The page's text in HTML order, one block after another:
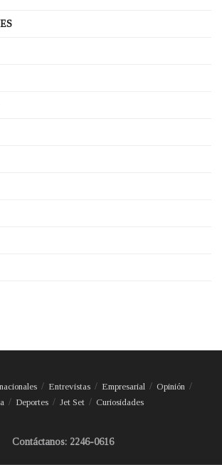
Entrevistas Empresarial
Opinión
Deportes Jet Set Curiosidades
Contáctanos: 2246-0616